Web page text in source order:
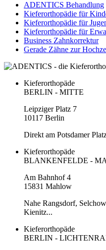
ADENTICS Behandlung
Kieferorthopädie für
Kieferorthopädie für
Kieferorthopädie für
Business Zahnkorrektur
Gerade Zähne zur
Kieferorthopäde
BERLIN - MITTE
Leipziger Platz 7
10117 Berlin
Direkt am Potsdamer
Kieferorthopäde
BLANKENFELDE -
Am Bahnhof 4
15831 Mahlow
Nahe Rangsdorf,
Kienitz...
Kieferorthopäde
BERLIN -